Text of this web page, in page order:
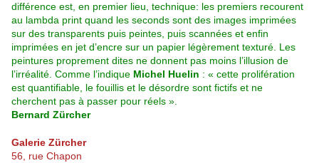
différence est, en premier lieu, technique: les premiers recourent
au lambda print quand les seconds sont des images imprimées
sur des transparents puis peintes, puis scannées et enfin
imprimées en jet d’encre sur un papier légèrement texturé. Les
peintures proprement dites ne donnent pas moins l’illusion de
l’irréalité. Comme l’indique Michel Huelin : « cette prolifération
est quantifiable, le fouillis et le désordre sont fictifs et ne
cherchent pas à passer pour réels ».
Bernard Zürcher
Galerie Zürcher
56, rue Chapon